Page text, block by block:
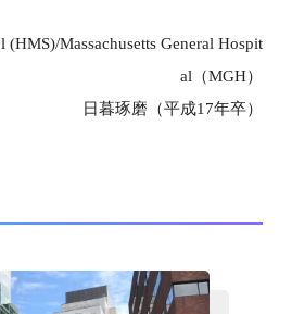
Massachusetts General Hospit
al（MGH）
日暮琢磨（平成17年卒）